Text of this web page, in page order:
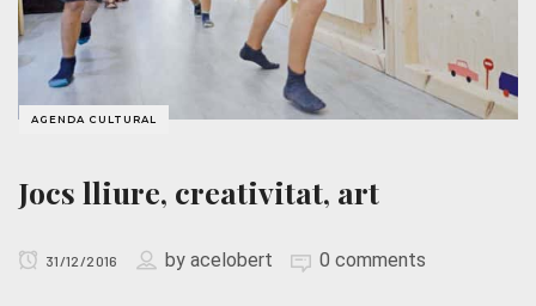
AGENDA CULTURAL
Jocs lliure, creativitat, art
31/12/2016 by acelobert 0 comments